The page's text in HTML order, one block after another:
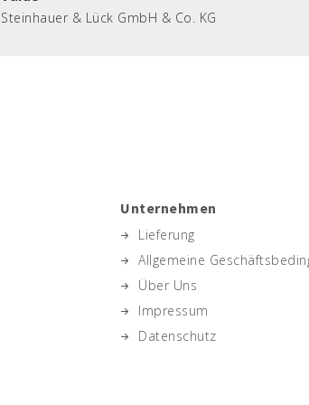
Steinhauer & Lück GmbH & Co. KG
Unternehmen
Lieferung
Allgemeine
Über Uns
Impressum
Datenschutz